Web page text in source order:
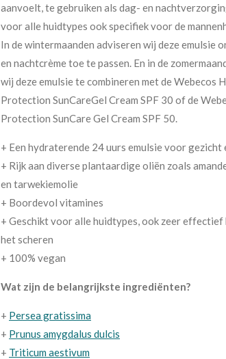
aanvoelt, te gebruiken als dag- en
voor alle huidtypes ook specifiek voor de
In de wintermaanden adviseren wij deze emulsie
en nachtcrème toe te passen. En in de
wij deze emulsie te combineren met deWebecos
Protection SunCareGel Cream SPF 30 of de
Protection SunCare Gel Cream SPF 50.
+ Een hydraterende 24 uurs emulsie voor gezicht
+ Rijk aan diverse plantaardige oliën zoals
en tarwekiemolie
+ Boordevol vitamines
+ Geschikt voor alle huidtypes, ook zeer effectief
het scheren
+ 100% vegan
Wat zijn de belangrijkste ingrediënten?
+ Persea gratissima
+ Prunus amygdalus dulcis
+ Triticum aestivum